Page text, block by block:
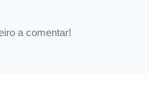
a comentar!